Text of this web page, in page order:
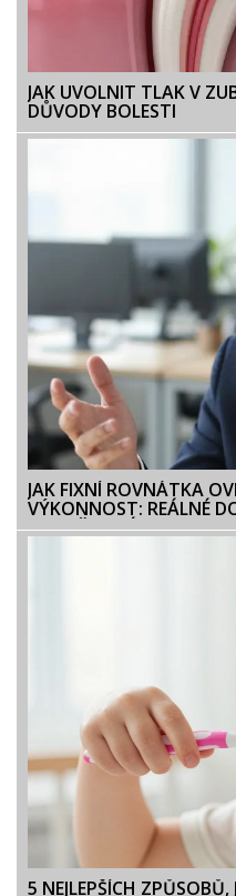
JAK UVOLNIT TLAK V
DŮVODY BOLESTI
JAK FIXNÍ ROVNÁTKA
VÝKONNOST: REÁLNÉ
SEBEVĚDOMÍ
5 NEJLEPŠÍCH